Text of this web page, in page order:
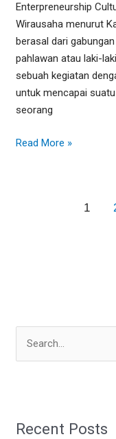
c
Recent Posts
Enterpreneurship
Wirausaha menurut
berasal dari
pahlawan atau laki-
sebuah kegiatan
untuk mencapai
seorang
Read More »
1